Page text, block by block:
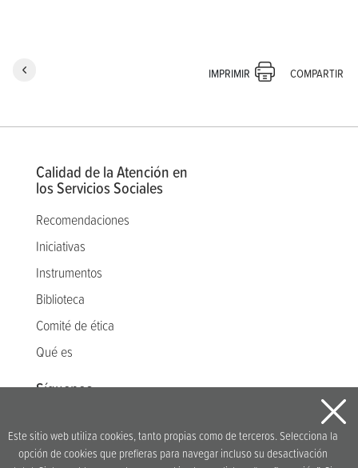
IMPRIMIR COMPARTIR
Calidad de la Atención en
los Servicios Sociales
Recomendaciones
Iniciativas
Instrumentos
Biblioteca
Comité de ética
Qué es
Síguenos
Este sitio web utiliza cookies, tanto propias como de terceros. Selecciona la
opción de cookies que prefieras para navegar incluso su desactivación